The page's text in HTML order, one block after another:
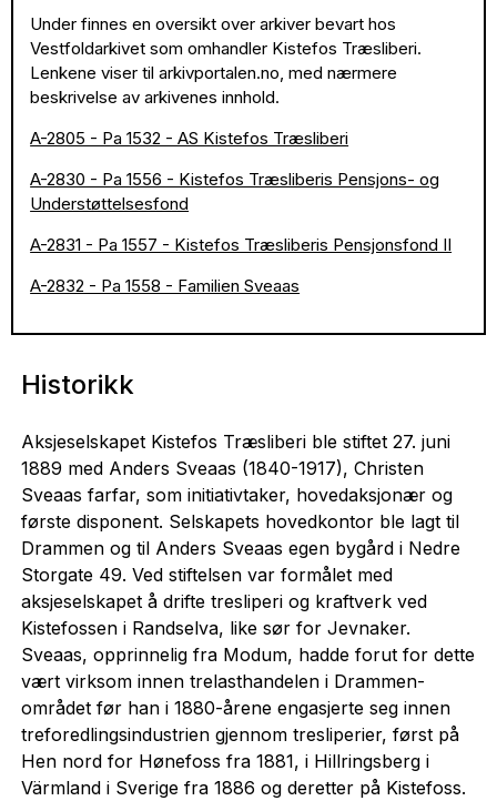
Under finnes en oversikt over arkiver bevart hos
Vestfoldarkivet som omhandler Kistefos Træsliberi.
Lenkene viser til arkivportalen.no, med nærmere
beskrivelse av arkivenes innhold.
A-2805 - Pa 1532 - AS Kistefos Træsliberi
A-2830 - Pa 1556 - Kistefos Træsliberis Pensjons- og
Understøttelsesfond
A-2831 - Pa 1557 - Kistefos Træsliberis Pensjonsfond II
A-2832 - Pa 1558 - Familien Sveaas
Historikk
Aksjeselskapet Kistefos Træsliberi ble stiftet 27. juni
1889 med Anders Sveaas (1840-1917), Christen
Sveaas farfar, som initiativtaker, hovedaksjonær og
første disponent. Selskapets hovedkontor ble lagt til
Drammen og til Anders Sveaas egen bygård i Nedre
Storgate 49. Ved stiftelsen var formålet med
aksjeselskapet å drifte tresliperi og kraftverk ved
Kistefossen i Randselva, like sør for Jevnaker.
Sveaas, opprinnelig fra Modum, hadde forut for dette
vært virksom innen trelasthandelen i Drammen-
området før han i 1880-årene engasjerte seg innen
treforedlingsindustrien gjennom tresliperier, først på
Hen nord for Hønefoss fra 1881, i Hillringsberg i
Värmland i Sverige fra 1886 og deretter på Kistefoss.